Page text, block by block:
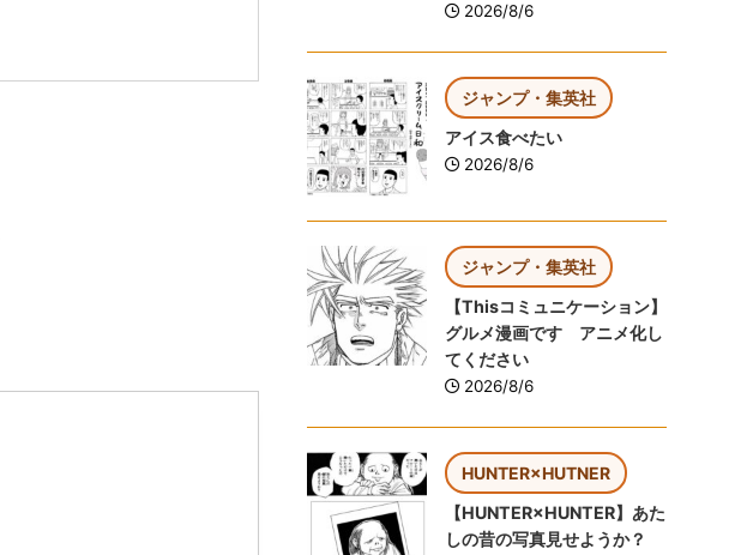
2026/8/6
ジャンプ・集英社
アイス食べたい
2026/8/6
ジャンプ・集英社
【Thisコミュニケーション】
グルメ漫画です アニメ化し
てください
2026/8/6
HUNTER×HUTNER
【HUNTER×HUNTER】あた
しの昔の写真見せようか？